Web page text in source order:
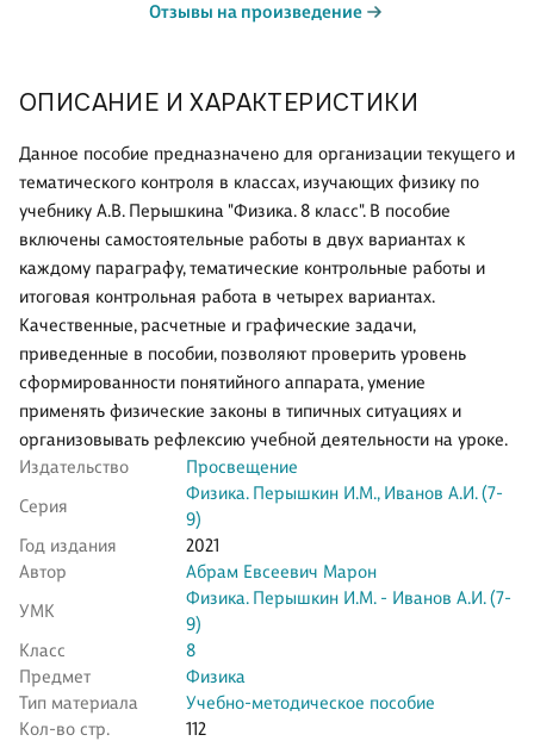
ОПИСАНИЕ И ХАРАКТЕРИСТИКИ
Данное пособие предназначено для организации текущего и
тематического контроля в классах, изучающих физику по
учебнику А.В. Перышкина "Физика. 8 класс". В пособие
включены самостоятельные работы в двух вариантах к
каждому параграфу, тематические контрольные работы и
итоговая контрольная работа в четырех вариантах.
Качественные, расчетные и графические задачи,
приведенные в пособии, позволяют проверить уровень
сформированности понятийного аппарата, умение
применять физические законы в типичных ситуациях и
организовывать рефлексию учебной деятельности на уроке.
Издательство
Просвещение
Серия
Физика. Перышкин И.М., Иванов А.И. (7-
9)
Год издания
2021
Автор
Абрам Евсеевич Марон
УМК
Физика. Перышкин И.М. - Иванов А.И. (7-
9)
Класс
8
Предмет
Физика
Тип материала
Учебно-методическое пособие
Кол-во стр.
112
Отзывы на произведение